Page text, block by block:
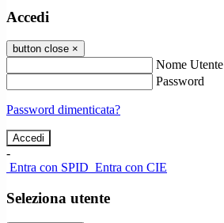
Accedi
button close ×
Nome Utente
Password
Password dimenticata?
-
Entra con SPID Entra con CIE
Seleziona utente